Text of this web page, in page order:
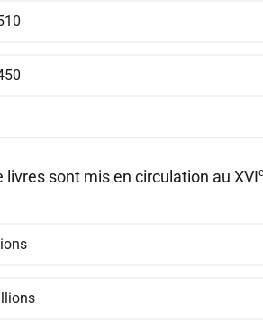
livres sont mis en circulation au XVIe